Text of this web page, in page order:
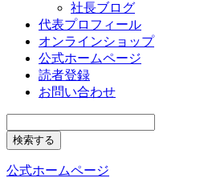
社長ブログ
代表プロフィール
オンラインショップ
公式ホームページ
読者登録
お問い合わせ
公式ホームページ